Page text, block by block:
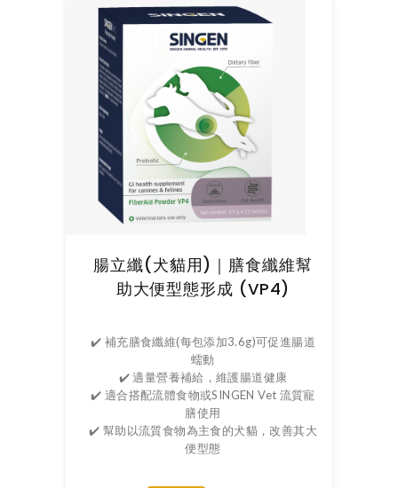
腸立纖(犬貓用)｜膳食纖維幫
助大便型態形成 (VP4)
✔️ 補充膳食纖維(每包添加3.6g)可促進腸道
蠕動
✔️ 適量營養補給，維護腸道健康
✔️ 適合搭配流體食物或SINGEN Vet 流質寵
膳使用
✔️ 幫助以流質食物為主食的犬貓，改善其大
便型態